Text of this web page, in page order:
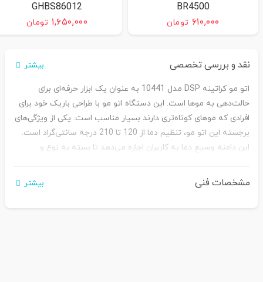
BR4500
۶۱۰,۰۰۰ تومان
GHBS86012
۱,۶۵۰,۰۰۰ تومان
نقد و بررسی تخصصی بیشتر
اتو مو کراتینه DSP مدل 10441 به عنوان یک ابزار حرفه‌ای برای
حالت‌دهی به موها است. این دستگاه اتو مو با طراحی باریک خود برای
افرادی که موهای کوتاه‌تری دارند بسیار مناسب است. یکی از ویژگی‌های
برجسته این اتو مو، تنظیم دما از 120 تا 210 درجه سانتی‌گراد است.
این دامنه وسیع دما به کاربران اجازه می‌دهد تا بسته به نوع و
مشخصات فنی بیشتر